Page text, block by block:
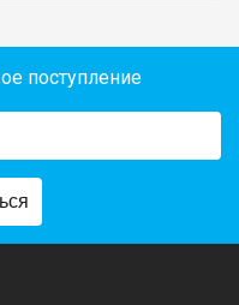
поступление